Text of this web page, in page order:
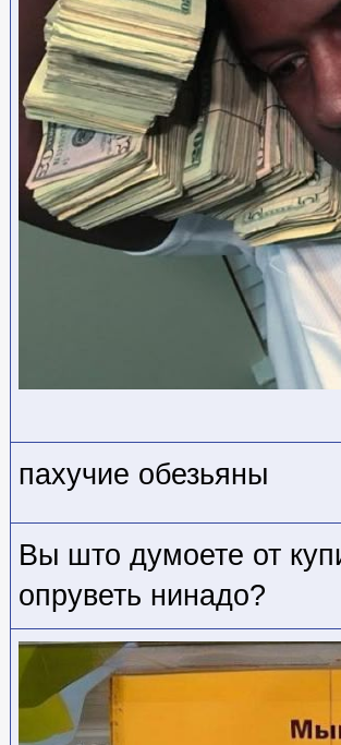
пахучие обезьяны
Вы што думоете от
опруветь нинадо?